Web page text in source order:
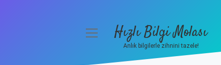
menüyüHızlı Bilgi Molası
Anlık bilgilerle zihnini tazele!